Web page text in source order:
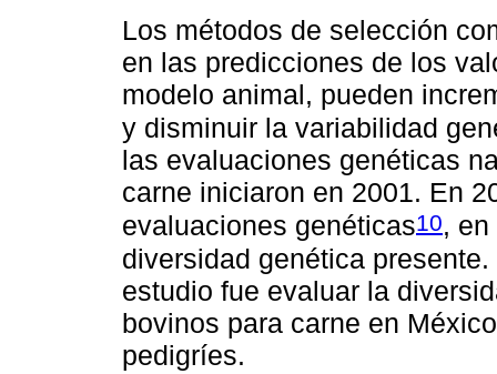
Los métodos de selección
en las predicciones de los
modelo animal, pueden
y disminuir la variabilidad
las evaluaciones genéticas
carne iniciaron en 2001. En
evaluaciones genéticas10,
diversidad genética
estudio fue evaluar la
bovinos para carne en
pedigríes.